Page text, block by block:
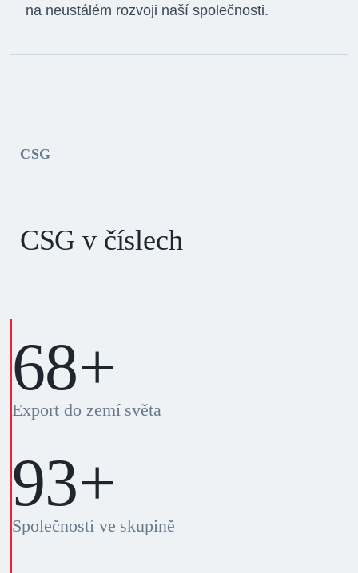
na neustálém rozvoji naší společnosti.
CSG
CSG v číslech
70+
Export do zemí světa
100+
Společností ve skupině